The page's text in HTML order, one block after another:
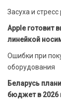
Засуха и
Apple готовит
линейкой
Ошибки при
оборудования
Беларусь
бюджет в 2026